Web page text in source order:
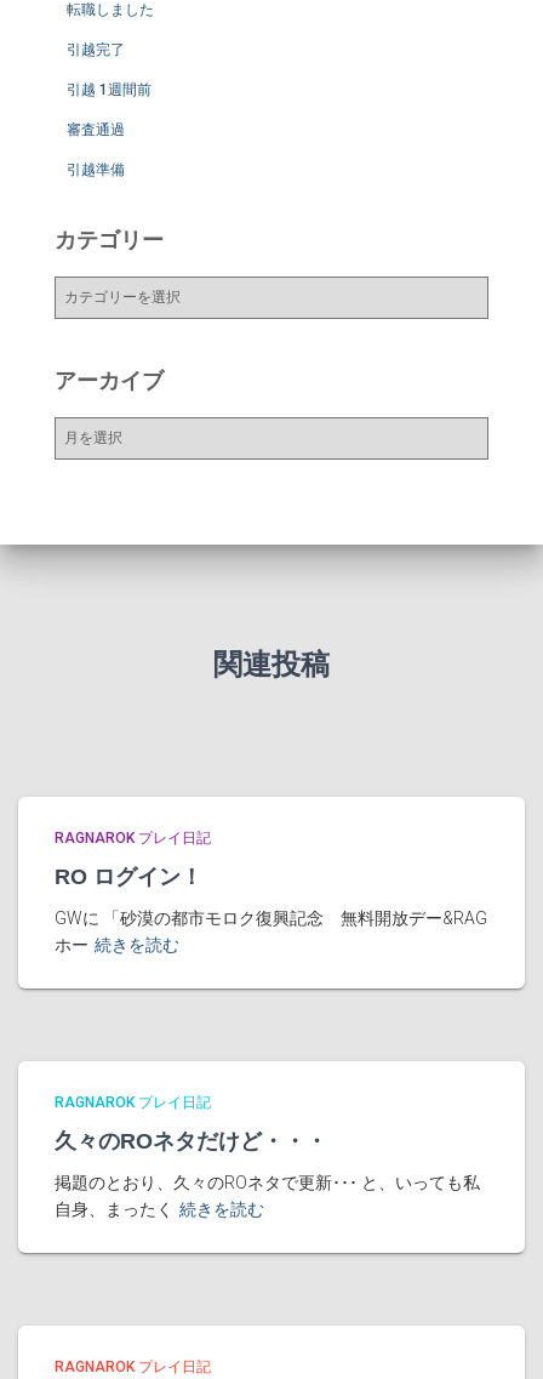
転職しました
引越完了
引越 1週間前
審査通過
引越準備
カテゴリー
ー
アーカイブ
ー
関連投稿
RAGNAROK プレイ日記
RO ログイン！
GWに 「砂漠の都市モロク復興記念 無料開放デー&RAG
ホー 続きを読む
RAGNAROK プレイ日記
久々のROネタだけど・・・
掲題のとおり、久々のROネタで更新･･･ と、いっても私
自身、まったく
続きを読む
RAGNAROK プレイ日記